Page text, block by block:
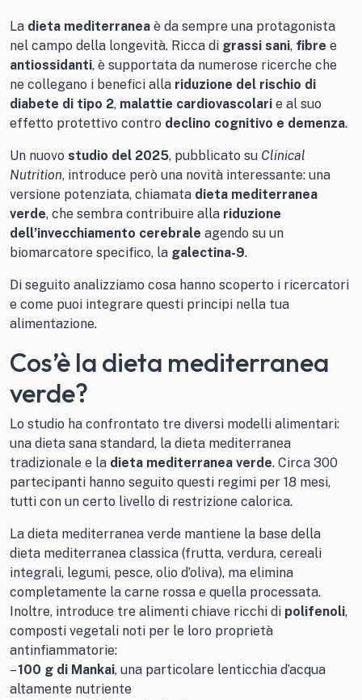
La dieta mediterranea è da sempre una protagonista
nel campo della longevità. Ricca di grassi sani, fibre e
antiossidanti, è supportata da numerose ricerche che
ne collegano i benefici alla riduzione del rischio di
diabete di tipo 2, malattie cardiovascolari e al suo
effetto protettivo contro declino cognitivo e demenza.
Un nuovo studio del 2025, pubblicato su Clinical
Nutrition, introduce però una novità interessante: una
versione potenziata, chiamata dieta mediterranea
verde, che sembra contribuire alla riduzione
dell’invecchiamento cerebrale agendo su un
biomarcatore specifico, la galectina-9.
Di seguito analizziamo cosa hanno scoperto i ricercatori
e come puoi integrare questi principi nella tua
alimentazione.
Cos’è la dieta mediterranea
verde?
Lo studio ha confrontato tre diversi modelli alimentari:
una dieta sana standard, la dieta mediterranea
tradizionale e la dieta mediterranea verde. Circa 300
partecipanti hanno seguito questi regimi per 18 mesi,
tutti con un certo livello di restrizione calorica.
La dieta mediterranea verde mantiene la base della
dieta mediterranea classica (frutta, verdura, cereali
integrali, legumi, pesce, olio d’oliva), ma elimina
completamente la carne rossa e quella processata.
Inoltre, introduce tre alimenti chiave ricchi di polifenoli,
composti vegetali noti per le loro proprietà
antinfiammatorie:
–100 g di Mankai, una particolare lenticchia d’acqua
altamente nutriente